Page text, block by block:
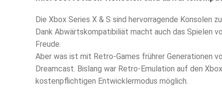
Die Xbox Series X & S sind hervorragende Konsolen
Dank Abwärtskompatibiliät macht auch das Spielen
Freude.
Aber was ist mit Retro-Games frührer Generationen
Dreamcast. Bislang war Retro-Emulation auf den
kostenpflichtigen Entwicklermodus möglich.